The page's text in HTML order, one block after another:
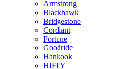
Armstrong
Blackhawk
Bridgestone
Cordiant
Fortune
Goodride
Hankook
HIFLY